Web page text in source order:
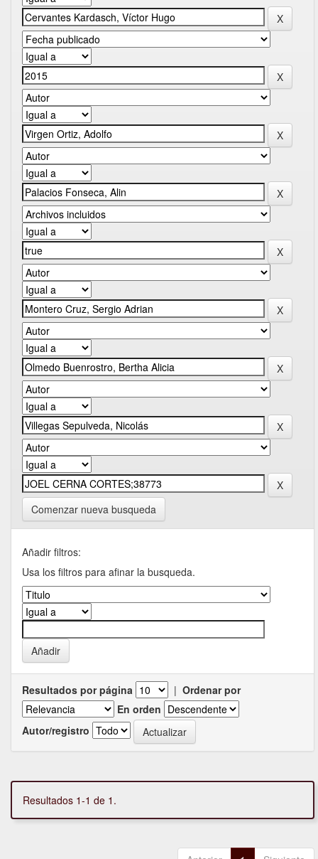
Comenzar nueva busqueda
Añadir filtros:
Usa los filtros para afinar la busqueda.
Resultados por página | Ordenar por
En orden
Autor/registro
Resultados 1-1 de 1.